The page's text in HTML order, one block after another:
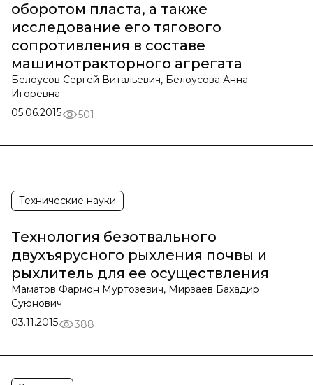
оборотом пласта, а также
исследование его тягового
сопротивления в составе
машинотракторного агрегата
Белоусов Сергей Витальевич, Белоусова Анна
Игоревна
05.06.2015
501
Технические науки
Технология безотвального
двухъярусного рыхления почвы и
рыхлитель для ее осуществления
Маматов Фармон Муртозевич, Мирзаев Бахадир
Суюнович
03.11.2015
388